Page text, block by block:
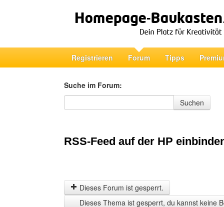
Registrieren Forum Tipps
Suche im Forum:
Suche im Forum
Suchen
RSS-Feed auf der HP
Dieses Forum ist gesperrt.
Dieses Thema ist gesperrt, du kannst keine